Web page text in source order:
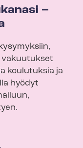
–
koulutuksia ja
hyödyt